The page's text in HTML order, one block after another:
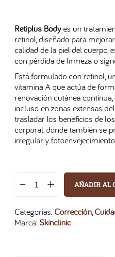
Retiplus Bodyes un
retinol, diseñado para
calidad de la piel del cuerpo,
con pérdida de firmeza o
Está formulado con retinol,
vitamina A que actúa de
renovación cutánea
incluso en zonas extensas
trasladar los beneficios de
corporal, donde también se
irregular y
AÑADIR AL
Categorías:Corrección,
Marca:Skinclinic